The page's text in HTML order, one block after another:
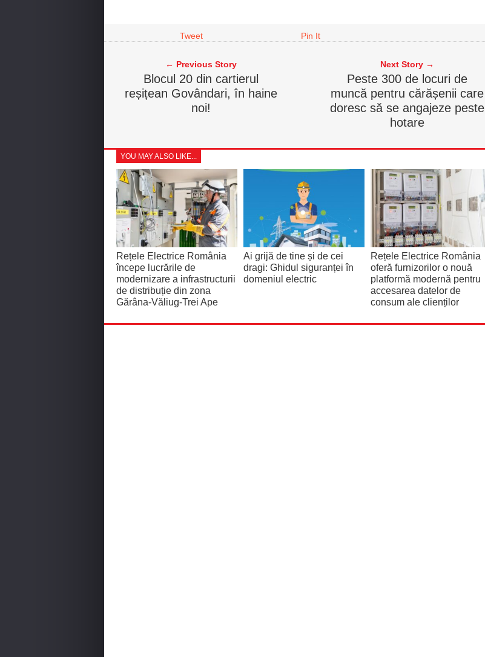
Tweet Pin It
← Previous Story
Blocul 20 din cartierul
reșițean Govândari, în haine
noi!
Next Story →
Peste 300 de locuri de
muncă pentru cărășenii care
doresc să se angajeze peste
hotare
YOU MAY ALSO LIKE...
Rețele Electrice România
începe lucrările de
modernizare a infrastructurii
de distribuție din zona
Gărâna-Văliug-Trei Ape
Ai grijă de tine și de cei
dragi: Ghidul siguranței în
domeniul electric
Rețele Electrice România
oferă furnizorilor o nouă
platformă modernă pentru
accesarea datelor de
consum ale clienților